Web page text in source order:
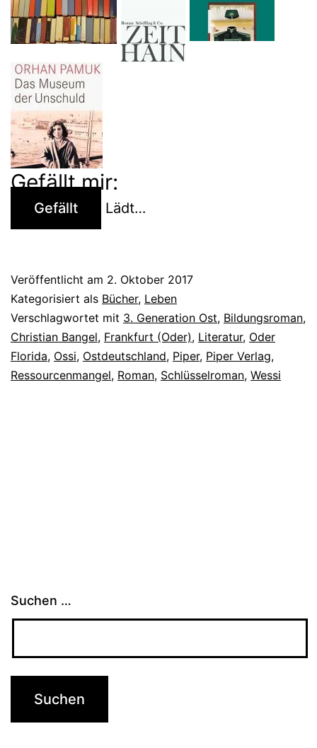
der
Nachwende-
Bildungsroman
von
Christian
Bangel
Gefällt mir:
Gefällt Lädt…
Veröffentlicht am 2. Oktober 2017
Kategorisiert als Bücher, Leben
Verschlagwortet mit 3. Generation Ost, Bildungsroman,
Christian Bangel, Frankfurt (Oder), Literatur, Oder
Florida, Ossi, Ostdeutschland, Piper, Piper Verlag,
Ressourcenmangel, Roman, Schlüsselroman, Wessi
Suchen …